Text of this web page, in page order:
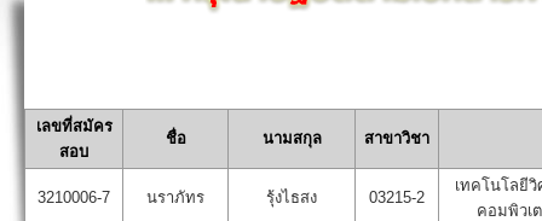
เลขที่สมัคร
สอบ
ชื่อ นามสกุล สาขาวิชา
3210006-7 นราภัทร รุ้งไธสง 03215-2
เทคโนโลยี
คอมพิวเ